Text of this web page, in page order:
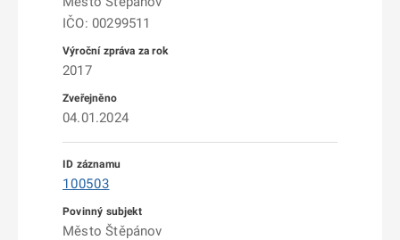
IČO: 00299511
2017
04.01.2024
100503
Město Štěpánov